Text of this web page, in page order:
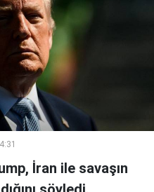
İran ile savaşın